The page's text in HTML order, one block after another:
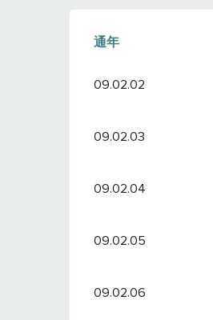
通年
通年
09.02.02
09.02.03
09.02.04
09.02.05
09.02.06